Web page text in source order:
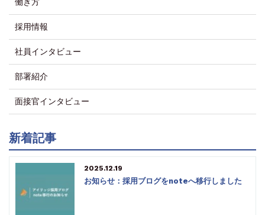
採用情報
社員インタビュー
部署紹介
面接官インタビュー
新着記事
2025.12.19
お知らせ：採用ブログをnoteへ移行しました